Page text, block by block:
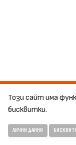
Този сайт има
бисквитки.
ЛИЧНИ ДАННИ